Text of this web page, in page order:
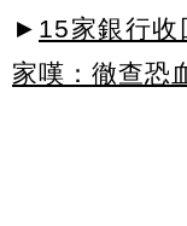
► 15家銀行
家嘆：徹查恐